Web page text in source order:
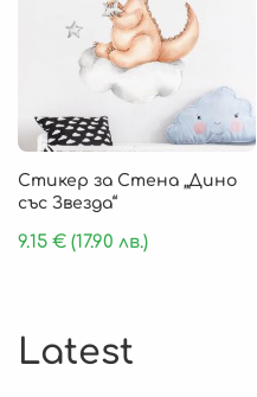
Стикер за Стена „Дино
със Звезда“
9.15 € (17.90 лв.)
Latest